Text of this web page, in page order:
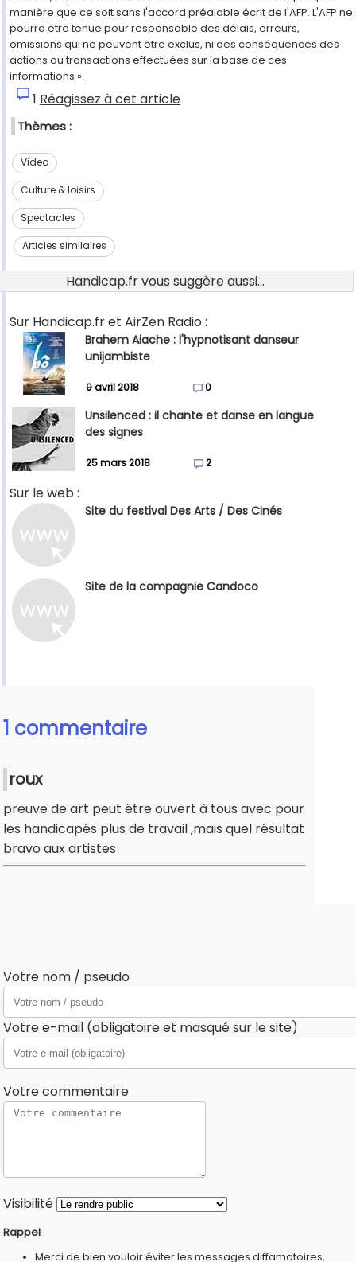
manière que ce soit sans l'accord préalable écrit de l'AFP. L'AFP ne
pourra être tenue pour responsable des délais, erreurs,
omissions qui ne peuvent être exclus, ni des conséquences des
actions ou transactions effectuées sur la base de ces
informations ».
1 Réagissez à cet article
Thèmes :
Video
Culture & loisirs
Spectacles
Articles similaires
Handicap.fr vous suggère aussi...
Sur Handicap.fr et AirZen Radio :
Brahem Aiache : l'hypnotisant danseur
unijambiste
9 avril 2018 0
Unsilenced : il chante et danse en langue
des signes
25 mars 2018 2
Sur le web :
Site du festival Des Arts / Des Cinés
Site de la compagnie Candoco
1 commentaire
roux
preuve de art peut être ouvert à tous avec pour
les handicapés plus de travail ,mais quel résultat
bravo aux artistes
Votre nom / pseudo
Votre e-mail (obligatoire et masqué sur le site)
Votre commentaire
Visibilité
Rappel :
Merci de bien vouloir éviter les messages diffamatoires,